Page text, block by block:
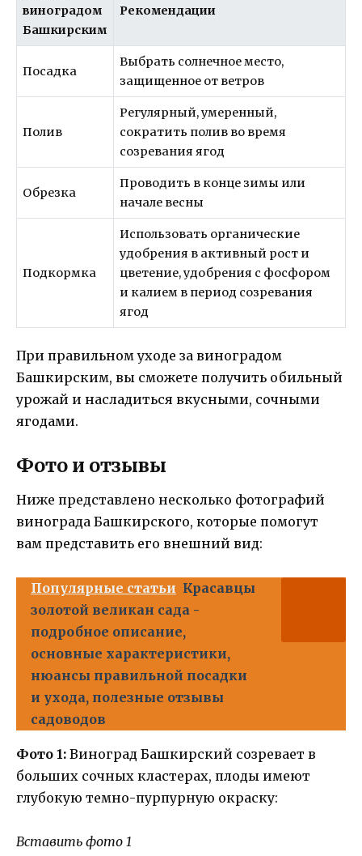
виноградом
Башкирским
Рекомендации
Посадка
Выбрать солнечное место,
защищенное от ветров
Полив
Регулярный, умеренный,
сократить полив во время
созревания ягод
Обрезка
Проводить в конце зимы или
начале весны
Подкормка
Использовать органические
удобрения в активный рост и
цветение, удобрения с фосфором
и калием в период созревания
ягод
При правильном уходе за виноградом
Башкирским, вы сможете получить обильный
урожай и насладиться вкусными, сочными
ягодами.
Фото и отзывы
Ниже представлено несколько фотографий
винограда Башкирского, которые помогут
вам представить его внешний вид:
Популярные статьи Красавцы
золотой великан сада -
подробное описание,
основные характеристики,
нюансы правильной посадки
и ухода, полезные отзывы
садоводов
Фото 1: Виноград Башкирский созревает в
больших сочных кластерах, плоды имеют
глубокую темно-пурпурную окраску:
Вставить фото 1